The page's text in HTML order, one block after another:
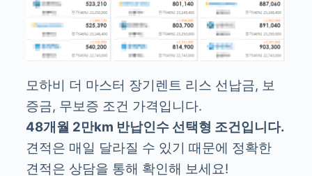
모하비 더 마스터 장기렌트 리스 선납금, 보
증금, 무보증 조건 가격입니다.
48개월 2만km 반납인수 선택형 조건입니다.
견적은 매일 달라질 수 있기 때문에 정확한
견적은 상담을 통해 확인해 보세요!